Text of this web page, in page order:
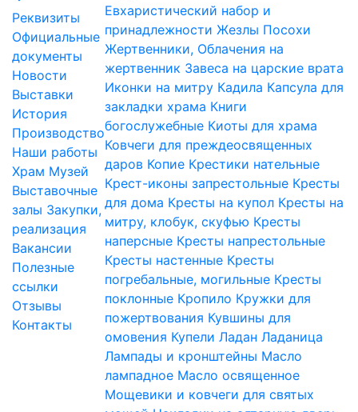
Реквизиты
Официальные
документы
Новости
Выставки
История
Производство
Наши работы
Храм Музей
Выставочные
залы Закупки,
реализация
Вакансии
Полезные
ссылки
Отзывы
Контакты
Евхаристический набор и
принадлежности Жезлы Посохи
Жертвенники, Облачения на
жертвенник Завеса на царские врата
Иконки на митру Кадила Капсула для
закладки храма Книги
богослужебные Киоты для храма
Ковчеги для преждеосвященных
даров Копие Крестики нательные
Крест-иконы запрестольные Кресты
для дома Кресты на купол Кресты на
митру, клобук, скуфью Кресты
наперсные Кресты напрестольные
Кресты настенные Кресты
погребальные, могильные Кресты
поклонные Кропило Кружки для
пожертвования Кувшины для
омовения Купели Ладан Ладаница
Лампады и кронштейны Масло
лампадное Масло освященное
Мощевики и ковчеги для святых